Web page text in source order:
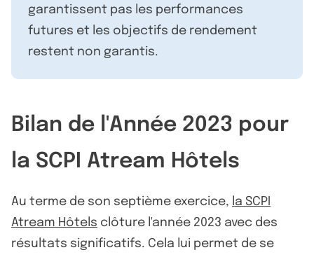
garantissent pas les performances
futures et les objectifs de rendement
restent non garantis.
Bilan de l'Année 2023 pour
la SCPI Atream Hôtels
Au terme de son septième exercice, la SCPI
Atream Hôtels clôture l'année 2023 avec des
résultats significatifs. Cela lui permet de se